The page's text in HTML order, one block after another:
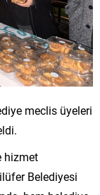
meclis üyeleri
hizmet
Belediyesi